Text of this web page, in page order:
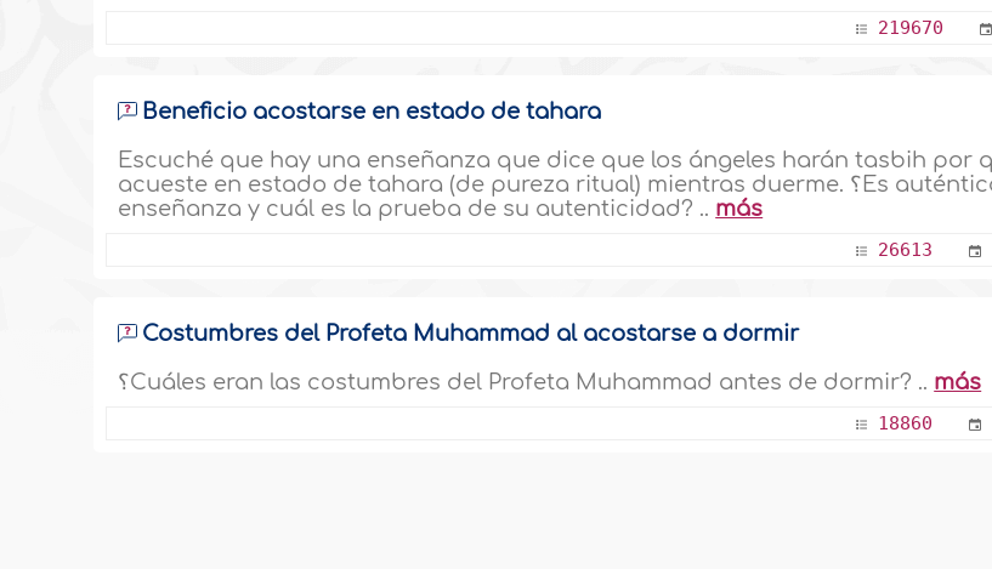
219670
Beneficio acostarse en estado de tahara
Escuché que hay una enseñanza que dice que los ángeles harán tasbih por
acueste en estado de tahara (de pureza ritual) mientras duerme. ؟Es auténtica esa
enseñanza y cuál es la prueba de su autenticidad? .. más
26613
Costumbres del Profeta Muhammad al acostarse a dormir
؟Cuáles eran las costumbres del Profeta Muhammad antes de dormir? .. más
18860